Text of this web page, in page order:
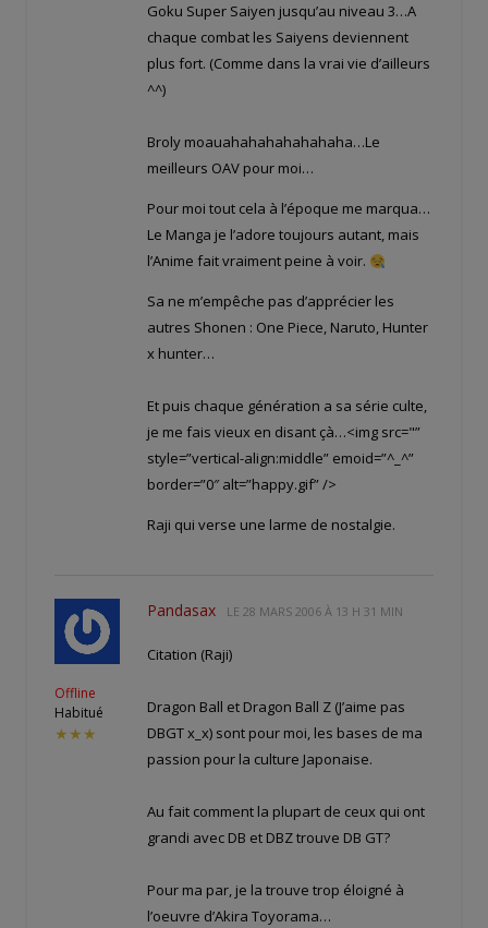
Goku Super Saiyen jusqu’au niveau 3…A
chaque combat les Saiyens deviennent
plus fort. (Comme dans la vrai vie d’ailleurs
^^)
Broly moauahahahahahahaha…Le
meilleurs OAV pour moi…
Pour moi tout cela à l’époque me marqua…
Le Manga je l’adore toujours autant, mais
l’Anime fait vraiment peine à voir.
Sa ne m’empêche pas d’apprécier les
autres Shonen : One Piece, Naruto, Hunter
x hunter…
Et puis chaque génération a sa série culte,
je me fais vieux en disant çà…<img src="”
style=”vertical-align:middle” emoid=”^_^”
border=”0″ alt=”happy.gif” />
Raji qui verse une larme de nostalgie.
Offline
Habitué
★★★
Pandasax LE 28 MARS 2006 À 13 H 31 MIN
Citation (Raji)
Dragon Ball et Dragon Ball Z (J’aime pas
DBGT x_x) sont pour moi, les bases de ma
passion pour la culture Japonaise.
Au fait comment la plupart de ceux qui ont
grandi avec DB et DBZ trouve DB GT?
Pour ma par, je la trouve trop éloigné à
l’oeuvre d’Akira Toyorama…